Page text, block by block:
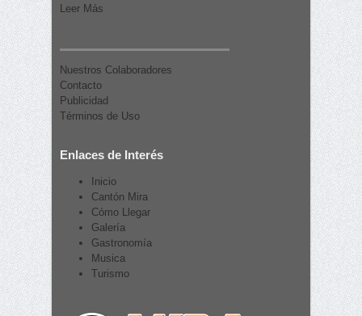
Leer Más
Nuestros Colaboradores
Contacto
Publicidad
Términos de Uso
Enlaces de Interés
Inicio
Cantón Mira
Cómo Llegar
Galería
Gastronomía
Musica
Turismo